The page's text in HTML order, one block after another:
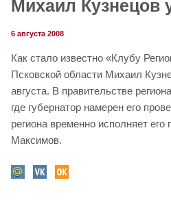
Михаил Кузнецов
6 августа 2008
Как стало известно «Клубу
Псковской области Михаил
августа. В правительстве
где губернатор намерен его
региона временно исполняет
Максимов.